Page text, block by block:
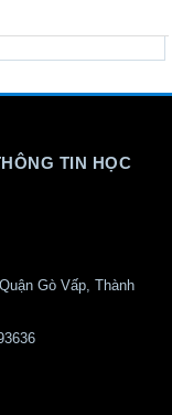
TIN HỌC
Gò Vấp, Thành